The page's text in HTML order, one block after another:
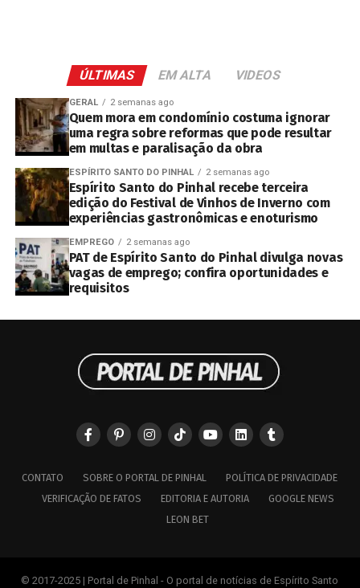
ÚLTIMAS EM ALTA VIDEOS
GERAL 2 semanas ago
Quem mora em condomínio costuma ignorar
uma regra sobre reformas que pode resultar
em multas e paralisação da obra
ESPÍRITO SANTO DO PINHAL 2 semanas ago
Espírito Santo do Pinhal recebe terceira
edição do Festival de Vinhos de Inverno com
experiências gastronômicas e enoturismo
EMPREGO 2 semanas ago
PAT de Espírito Santo do Pinhal divulga novas
vagas de emprego; confira oportunidades e
requisitos
CONTATO SOBRE O PORTAL DE PINHAL
POLÍTICA DE PRIVACIDADE
VERIFICAÇÃO DE FATOS
EDITORIA E AUTORIA
GOOGLE NEWS
LEON BET
© 2017-2025 | Portal de Pinhal - O portal de notícias de Espírito Santo